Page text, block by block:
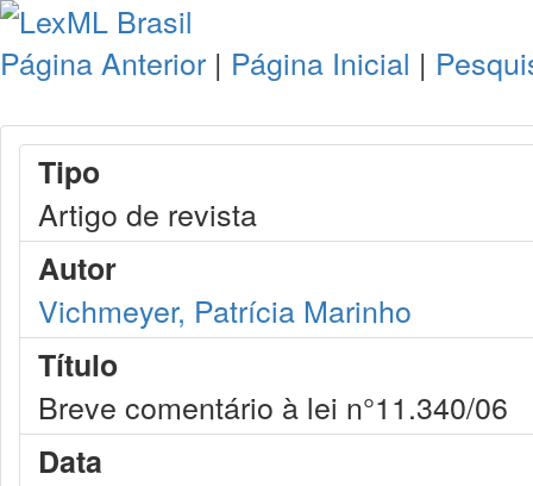
Página Anterior | Página Inicial |
Tipo
Artigo de revista
Autor
Vichmeyer, Patrícia Marinho
Título
Breve comentário à lei n°11.340/06
Data